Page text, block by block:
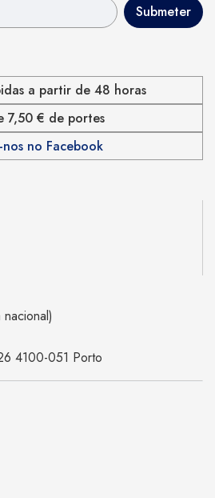
a partir de 48 horas
7,50 € de portes
nos no Facebook
4100-051 Porto